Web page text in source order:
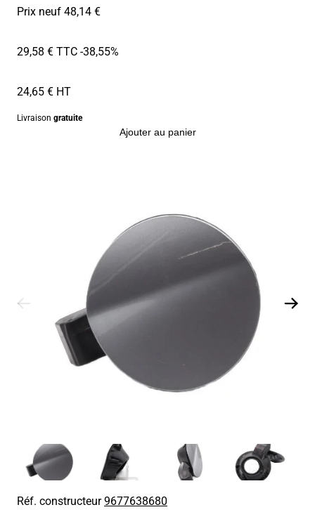
Prix neuf 48,14 €
29,58 € TTC-38,55%
24,65 € HT
Livraison gratuite
Ajouter au panier
Réf. constructeur9677638680